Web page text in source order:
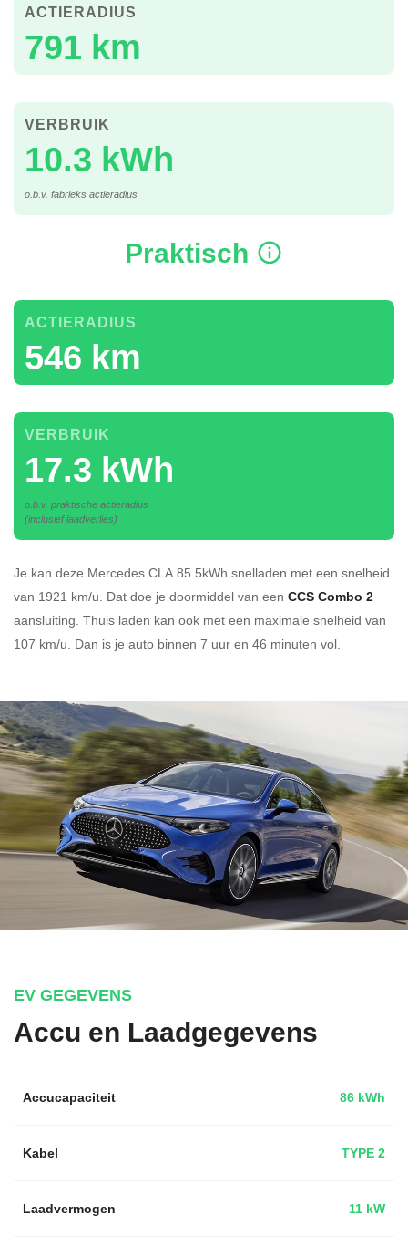
791 km
ACTIERADIUS
10.3 kWh
VERBRUIK
o.b.v. fabrieks actieradius
Praktisch
546 km
ACTIERADIUS
17.3 kWh
VERBRUIK
o.b.v. praktische actieradius
(inclusief laadverlies)
Je kan deze Mercedes CLA 85.5kWh snelladen met een snelheid
van 1921 km/u. Dat doe je doormiddel van een CCS Combo 2
aansluiting. Thuis laden kan ook met een maximale snelheid van
107 km/u. Dan is je auto binnen 7 uur en 46 minuten vol.
EV GEGEVENS
Accu en Laadgegevens
Accucapaciteit 86 kWh
Kabel TYPE 2
Laadvermogen 11 kW